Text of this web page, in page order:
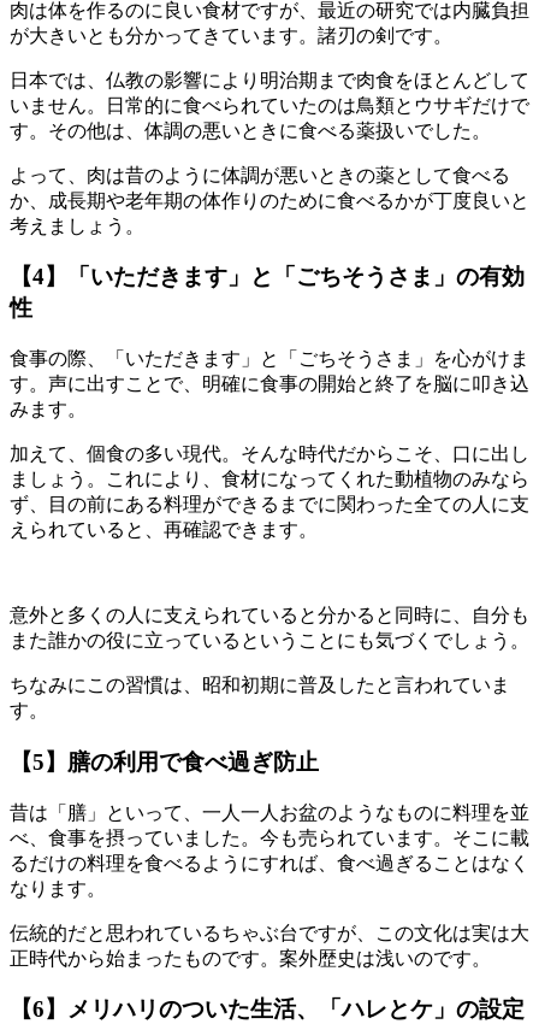
肉は体を作るのに良い食材ですが、最近の研究では内臓負担
が大きいとも分かってきています。諸刃の剣です。
日本では、仏教の影響により明治期まで肉食をほとんどして
いません。日常的に食べられていたのは鳥類とウサギだけで
す。その他は、体調の悪いときに食べる薬扱いでした。
よって、肉は昔のように体調が悪いときの薬として食べる
か、成長期や老年期の体作りのために食べるかが丁度良いと
考えましょう。
【4】「いただきます」と「ごちそうさま」の有効
性
食事の際、「いただきます」と「ごちそうさま」を心がけま
す。声に出すことで、明確に食事の開始と終了を脳に叩き込
みます。
加えて、個食の多い現代。そんな時代だからこそ、口に出し
ましょう。これにより、食材になってくれた動植物のみなら
ず、目の前にある料理ができるまでに関わった全ての人に支
えられていると、再確認できます。
意外と多くの人に支えられていると分かると同時に、自分も
また誰かの役に立っているということにも気づくでしょう。
ちなみにこの習慣は、昭和初期に普及したと言われていま
す。
【5】膳の利用で食べ過ぎ防止
昔は「膳」といって、一人一人お盆のようなものに料理を並
べ、食事を摂っていました。今も売られています。そこに載
るだけの料理を食べるようにすれば、食べ過ぎることはなく
なります。
伝統的だと思われているちゃぶ台ですが、この文化は実は大
正時代から始まったものです。案外歴史は浅いのです。
【6】メリハリのついた生活、「ハレとケ」の設定